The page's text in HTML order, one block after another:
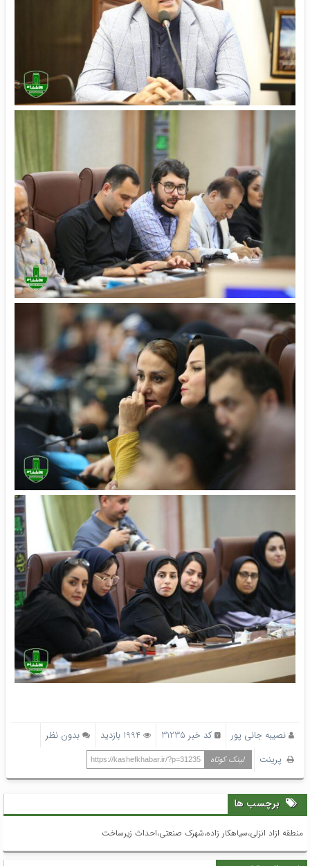
نصیبه جانی پور کد خبر 31235 1994 بازدید
بدون نظر
پرینت
لینک کوتاه https://kashefkhabar.ir/?p=31235
برچسب ها
منطقه ازاد انزلی،سیاهکار زاده،شهرک صنعتی،احداث زیرساخت